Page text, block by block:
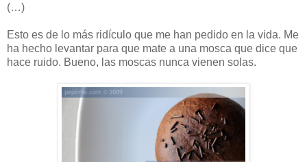
(…)
Esto es de lo más ridículo que me han pedido en la vida. Me
ha hecho levantar para que mate a una mosca que dice que
hace ruido. Bueno, las moscas nunca vienen solas.